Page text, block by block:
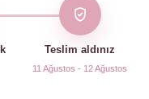
Teslim aldınız
11 Ağustos - 12 Ağustos